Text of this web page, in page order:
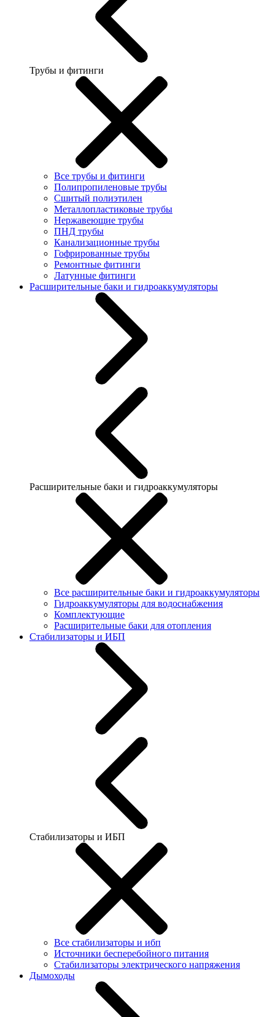
Трубы и фитинги
Все трубы и фитинги
Полипропиленовые трубы
Сшитый полиэтилен
Металлопластиковые трубы
Нержавеющие трубы
ПНД трубы
Канализационные трубы
Гофрированные трубы
Ремонтные фитинги
Латунные фитинги
Расширительные баки и гидроаккумуляторы
Расширительные баки и гидроаккумуляторы
Все расширительные баки и гидроаккумуляторы
Гидроаккумуляторы для водоснабжения
Комплектующие
Расширительные баки для отопления
Стабилизаторы и ИБП
Стабилизаторы и ИБП
Все стабилизаторы и ибп
Источники бесперебойного питания
Стабилизаторы электрического напряжения
Дымоходы